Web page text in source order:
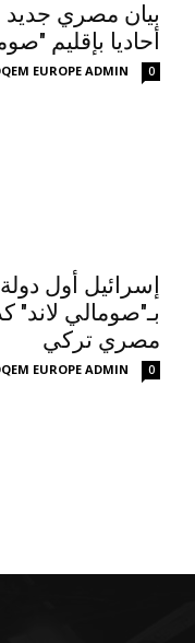
بيان مصري جديد
أحاديا بإقليم
EUROPE ADMIN 0
إسرائيل أول
بـ"صومالي لاند"
مصري تركي
EUROPE ADMIN 0